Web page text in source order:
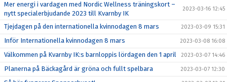
Mer energi i vardagen med Nordic Wellness träningskort –
nytt specialerbjudande 2023 till Kvarnby IK
2023-03-16 12:45
Tjejdagen på den internationella kvinnodagen 8 mars 2023-03-09 15:31
Inför Internationella kvinnodagen 8 mars 2023-03-08 16:08
Välkommen på Kvarnby IK:s barnloppis lördagen den 1 april 2023-03-07 14:46
Planerna på Bäckagård är gröna och fullt spelbara 2023-03-07 12:30